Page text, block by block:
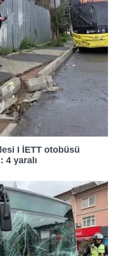
I İETT otobüsü
4 yaralı